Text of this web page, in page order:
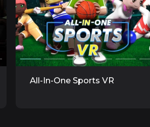
All-In-One Sports VR